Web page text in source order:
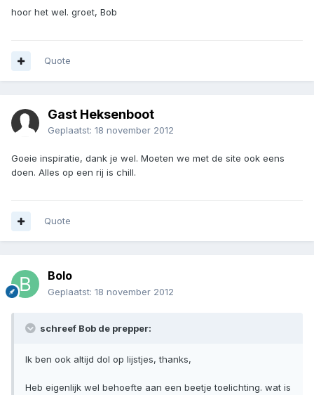
hoor het wel. groet, Bob
Quote
Gast Heksenboot
Geplaatst: 18 november 2012
Goeie inspiratie, dank je wel. Moeten we met de site ook eens
doen. Alles op een rij is chill.
Quote
Bolo
Geplaatst: 18 november 2012
schreef Bob de prepper:
Ik ben ook altijd dol op lijstjes, thanks,
Heb eigenlijk wel behoefte aan een beetje toelichting. wat is